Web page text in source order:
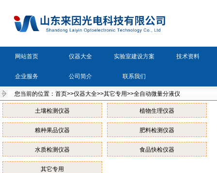
网站首页 仪器大全 实验室建设方案 技术资料
企业服务 公司简介 联系我们
您当前的位置： 首页>>仪器大全>>其它专用>>全自动微量分液仪
土壤检测仪器 植物生理仪器
粮种果品仪器 肥料检测仪器
水质检测仪器 食品快检仪器
其它专用